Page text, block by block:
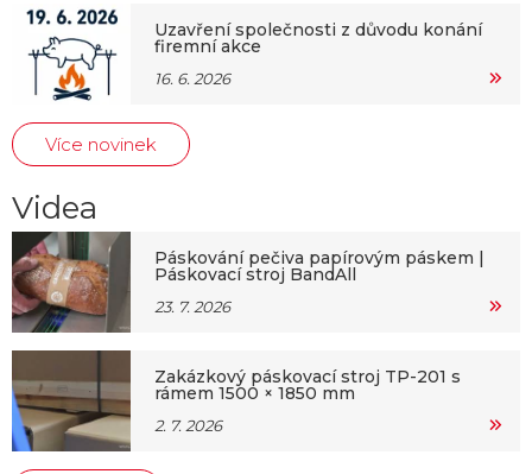
Uzavření společnosti z důvodu konání
firemní akce
16. 6. 2026
Více novinek
Videa
Páskování pečiva papírovým páskem |
Páskovací stroj BandAll
23. 7. 2026
Zakázkový páskovací stroj TP-201 s
rámem 1500 × 1850 mm
2. 7. 2026